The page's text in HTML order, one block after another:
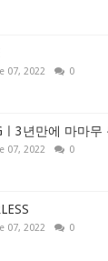
07, 2022 0
ㅣ3년만에 마마무
07, 2022 0
07, 2022 0